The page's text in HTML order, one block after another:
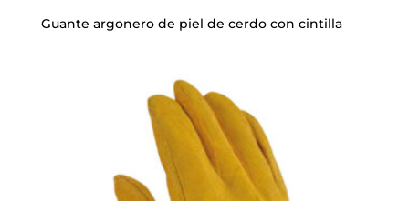
Guante argonero de piel de cerdo con cintilla